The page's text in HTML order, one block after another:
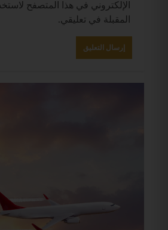
الإلكتروني في هذا المتصفح
المقبلة في تعليقي.